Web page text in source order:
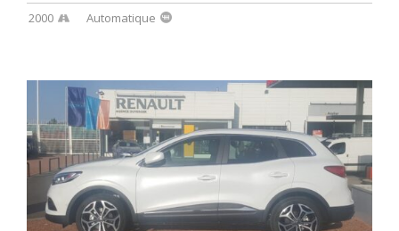
2000 Automatique